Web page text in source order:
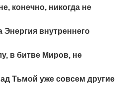
конечно, никогда не
Энергия внутреннего
в битве Миров, не
Тьмой уже совсем другие